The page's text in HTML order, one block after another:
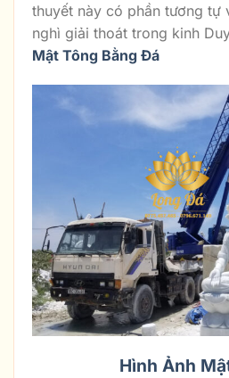
thuyết này có phần tương tự
nghì giải thoát trong kinh
Mật Tông Bằng Đá
Hình Ảnh